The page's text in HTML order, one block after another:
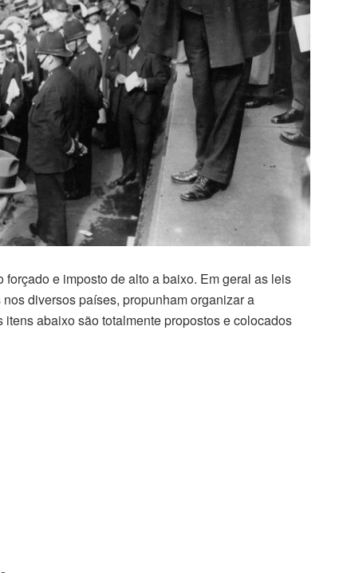
e imposto de alto a baixo. Em geral as leis
diversos países, propunham organizar a
abaixo são totalmente propostos e colocados